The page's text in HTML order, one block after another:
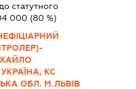
статутного
000 (80 %)
КС
ОБЛ. М.ЛЬВІВ